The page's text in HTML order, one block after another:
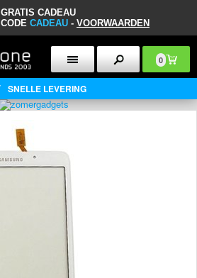
GRATIS CADEAU
CADEAU - VOORWAARDEN
0
SNELLE LEVERING